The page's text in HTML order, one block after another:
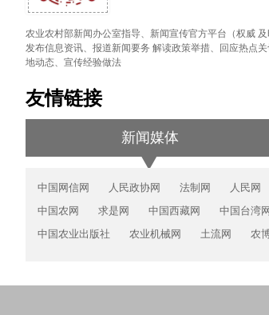
农业农村部新闻办公室指导、新闻宣传官方平台（权威 及
发布信息资讯、报道新闻要务 解读政策举措、回应热点关
地动态、宣传经验做法
友情链接
新闻媒体
中国网信网 人民政协网 法制网 人民网
中国农网
求是网 中国西藏网 中国台湾网
中国农业出版社
农业机械网 土流网 农